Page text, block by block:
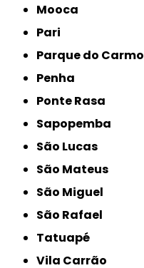
Mooca
Pari
Parque do Carmo
Penha
Ponte Rasa
Sapopemba
São Lucas
São Mateus
São Miguel
São Rafael
Tatuapé
Vila Carrão